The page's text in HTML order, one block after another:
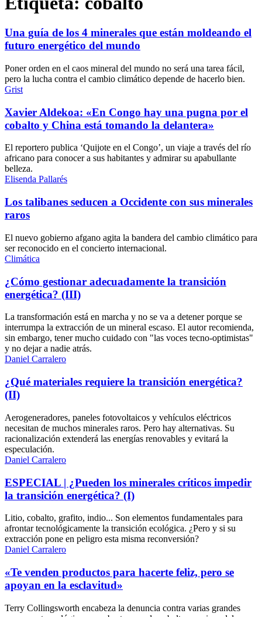
Una guía de los 4 minerales que están moldeando el
futuro energético del mundo
Poner orden en el caos mineral del mundo no será una tarea fácil,
pero la lucha contra el cambio climático depende de hacerlo bien.
Grist
Xavier Aldekoa: «En Congo hay una pugna por el
cobalto y China está tomando la delantera»
El reportero publica ‘Quijote en el Congo’, un viaje a través del río
africano para conocer a sus habitantes y admirar su apabullante
belleza.
Elisenda Pallarés
Los talibanes seducen a Occidente con sus minerales
raros
El nuevo gobierno afgano agita la bandera del cambio climático para
ser reconocido en el concierto internacional.
Climática
¿Cómo gestionar adecuadamente la transición
energética? (III)
La transformación está en marcha y no se va a detener porque se
interrumpa la extracción de un mineral escaso. El autor recomienda,
sin embargo, tener mucho cuidado con "las voces tecno-optimistas"
y no dejar a nadie atrás.
Daniel Carralero
¿Qué materiales requiere la transición energética?
(II)
Aerogeneradores, paneles fotovoltaicos y vehículos eléctricos
necesitan de muchos minerales raros. Pero hay alternativas. Su
racionalización extenderá las energías renovables y evitará la
especulación.
Daniel Carralero
ESPECIAL | ¿Pueden los minerales críticos impedir
la transición energética? (I)
Litio, cobalto, grafito, indio... Son elementos fundamentales para
afrontar tecnológicamente la transición ecológica. ¿Pero y si su
extracción pone en peligro esta misma reconversión?
Daniel Carralero
«Te venden productos para hacerte feliz, pero se
apoyan en la esclavitud»
Terry Collingsworth encabeza la denuncia contra varias grandes